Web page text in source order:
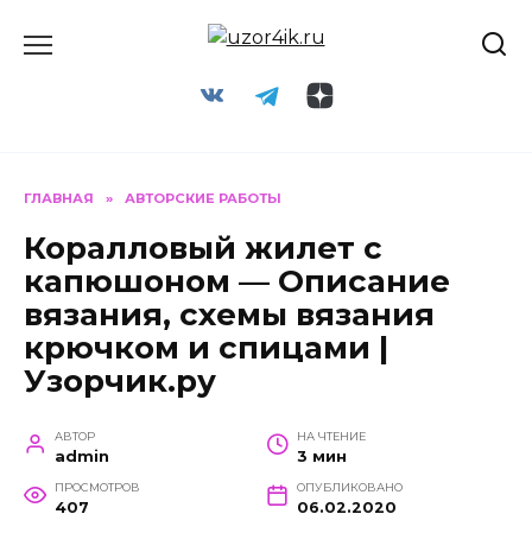
ГЛАВНАЯ » АВТОРСКИЕ РАБОТЫ
Коралловый жилет с
капюшоном — Описание
вязания, схемы вязания
крючком и спицами |
Узорчик.ру
АВТОР
admin
НА ЧТЕНИЕ
3 мин
ПРОСМОТРОВ
407
ОПУБЛИКОВАНО
06.02.2020